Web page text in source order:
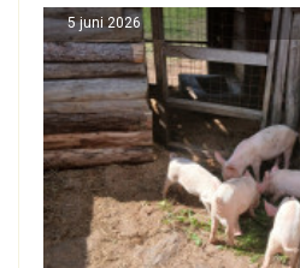
5 juni 2026